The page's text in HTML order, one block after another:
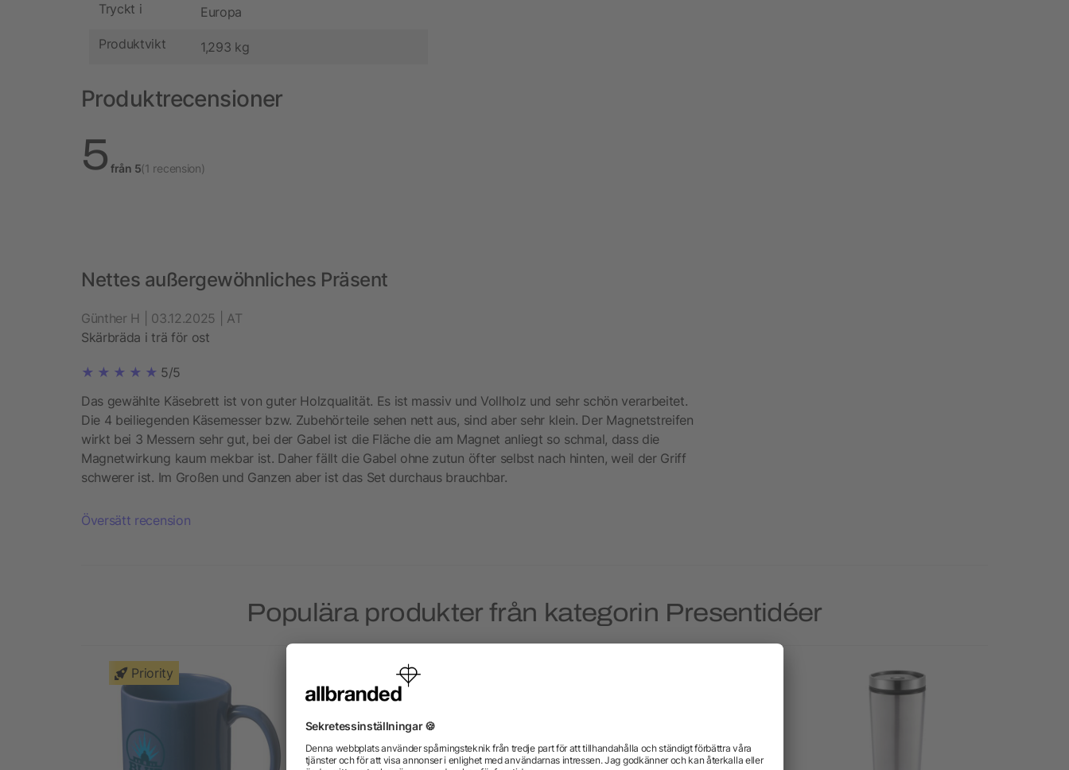
Tryckt i Europa
Produktvikt 1,293 kg
Produktrecensioner
5 från 5(1 recension)
Nettes außergewöhnliches Präsent
Günther H | 03.12.2025 | AT
Skärbräda i trä för ost
5/5
Das gewählte Käsebrett ist von guter Holzqualität. Es ist massiv und Vollholz und sehr schön verarbeitet.
Die 4 beiliegenden Käsemesser bzw. Zubehörteile sehen nett aus, sind aber sehr klein. Der Magnetstreifen
wirkt bei 3 Messern sehr gut, bei der Gabel ist die Fläche die am Magnet anliegt so schmal, dass die
Magnetwirkung kaum mekbar ist. Daher fällt die Gabel ohne zutun öfter selbst nach hinten, weil der Griff
schwerer ist. Im Großen und Ganzen aber ist das Set durchaus brauchbar.
Översätt recension
Populära produkter från kategorin Presentidéer
Priority